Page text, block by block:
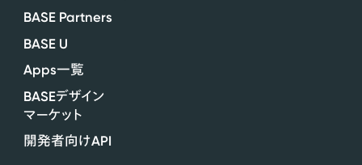
BASE Partners
BASE U
Apps一覧
BASEデザイン
マーケット
開発者向けAPI